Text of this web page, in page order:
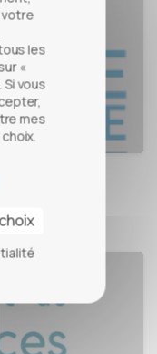
votre
les
«
vous
mes